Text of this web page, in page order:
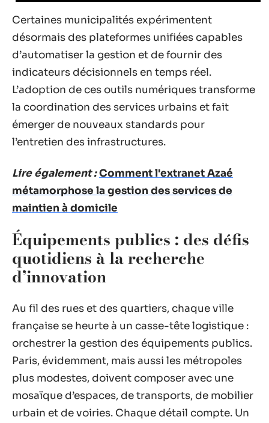
Certaines municipalités expérimentent
désormais des plateformes unifiées capables
d’automatiser la gestion et de fournir des
indicateurs décisionnels en temps réel.
L’adoption de ces outils numériques transforme
la coordination des services urbains et fait
émerger de nouveaux standards pour
l’entretien des infrastructures.
Lire également :Comment l'extranet Azaé
métamorphose la gestion des services de
maintien à domicile
Équipements publics : des défis
quotidiens à la recherche
d’innovation
Au fil des rues et des quartiers, chaque ville
française se heurte à un casse-tête logistique :
orchestrer la gestion des équipements publics.
Paris, évidemment, mais aussi les métropoles
plus modestes, doivent composer avec une
mosaïque d’espaces, de transports, de mobilier
urbain et de voiries. Chaque détail compte. Un